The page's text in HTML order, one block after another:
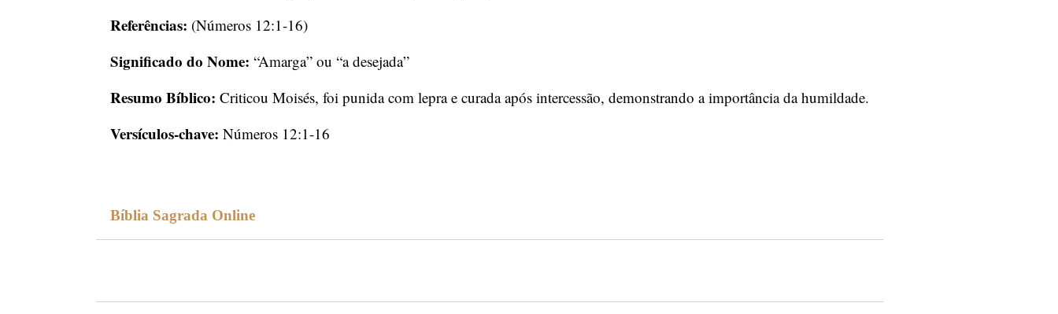
Referências: (Números 12:1-16)
Significado do Nome: “Amarga” ou “a desejada”
Resumo Bíblico: Criticou Moisés, foi punida com lepra e curada após intercessão, demonstrando a importância da humildade.
Versículos-chave: Números 12:1-16
Bíblia Sagrada Online